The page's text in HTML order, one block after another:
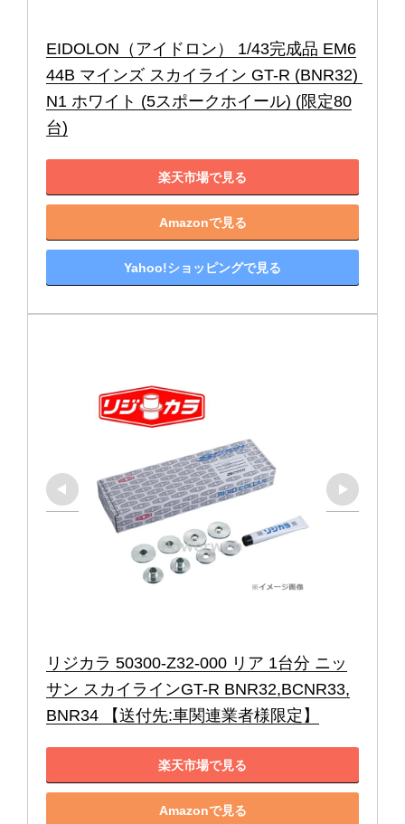
EIDOLON（アイドロン） 1/43完成品 EM6
44B マインズ スカイライン GT-R (BNR32)
N1 ホワイト (5スポークホイール) (限定80
台)
楽天市場で見る
Amazonで見る
Yahoo!ショッピングで見る
リジカラ 50300-Z32-000 リア 1台分 ニッ
サン スカイラインGT-R BNR32,BCNR33,
BNR34 【送付先:車関連業者様限定】
楽天市場で見る
Amazonで見る